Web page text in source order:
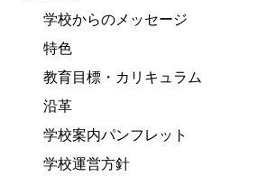
学校からのメッセージ
特色
教育目標・カリキュラム
沿革
学校案内パンフレット
学校運営方針